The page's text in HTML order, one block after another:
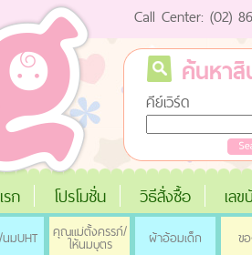
Call Center: (02)
ค้นหา
คีย์เวิร์ด
ก โปรโมชั่น วิธีสั่งซื้อ เล
มUHT คุณแม่ตั้งครรภ์/
ให้นมบุตร ผ้าอ้อมเด็ก ข